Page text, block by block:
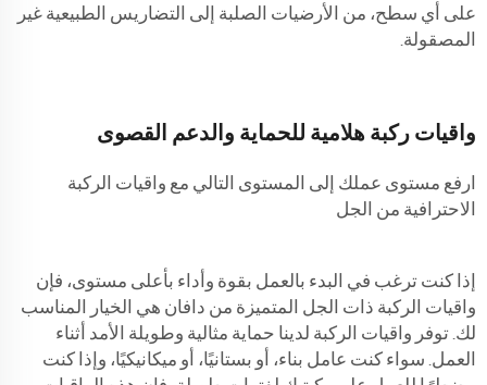
على أي سطح، من الأرضيات الصلبة إلى التضاريس الطبيعية غير
المصقولة.
واقيات ركبة هلامية للحماية والدعم القصوى
ارفع مستوى عملك إلى المستوى التالي مع واقيات الركبة
الاحترافية من الجل
إذا كنت ترغب في البدء بالعمل بقوة وأداء بأعلى مستوى، فإن
واقيات الركبة ذات الجل المتميزة من دافان هي الخيار المناسب
لك. توفر واقيات الركبة لدينا حماية مثالية وطويلة الأمد أثناء
العمل. سواء كنت عامل بناء، أو بستانيًا، أو ميكانيكيًا، وإذا كنت